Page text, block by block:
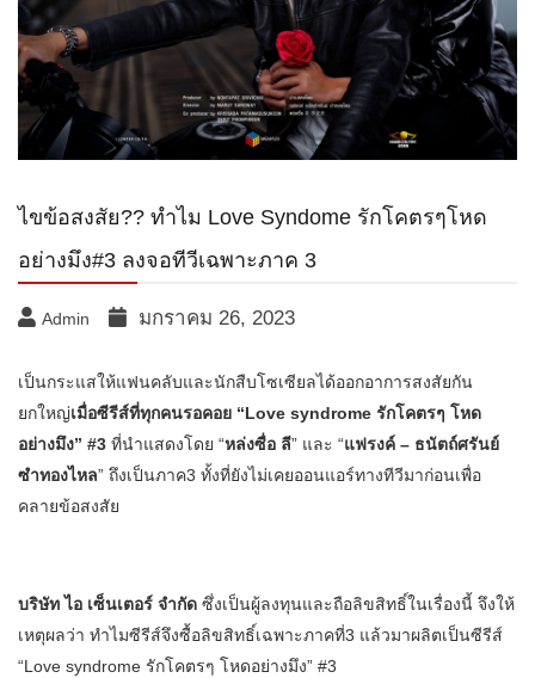
ไขข้อสงสัย?? ทำไม Love Syndome รักโคตรๆโหด
อย่างมึง#3 ลงจอทีวีเฉพาะภาค 3
Admin มกราคม 26, 2023
เป็นกระแสให้แฟนคลับและนักสืบโซเซียลได้ออกอาการสงสัยกัน
ยกใหญ่เมื่อซีรีส์ที่ทุกคนรอคอย “Love syndrome รักโคตรๆ โหด
อย่างมึง” #3 ที่นำแสดงโดย “หล่งซื่อ ลี” และ “แฟรงค์ – ธนัตถ์ศรันย์
ซำทองไหล” ถึงเป็นภาค3 ทั้งที่ยังไม่เคยออนแอร์ทางทีวีมาก่อนเพื่อ
คลายข้อสงสัย
บริษัท ไอ เซ็นเตอร์ จำกัด ซึ่งเป็นผู้ลงทุนและถือลิขสิทธิ์ในเรื่องนี้ จึงให้
เหตุผลว่า ทำไมซีรีส์จึงซื้อลิขสิทธิ์เฉพาะภาคที่3 แล้วมาผลิตเป็นซีรีส์
“Love syndrome รักโคตรๆ โหดอย่างมึง” #3